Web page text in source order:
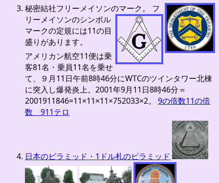
秘密結社フリーメイソンのマーク。 フ
リーメイソンのシンボル
マークの定規には11の目
盛りがあります。
アメリカン航空11便は乗
客81名・乗員11名を乗せ
て、９月11日午前8時46分にWTCのツインタワー北棟
に突入し爆発炎上。2001年9月11日8時46分＝
2001911846=11×11×11×752033×2。9の倍数11の倍
数 911テロ
日本のピラミッド・1ドル札のピラミッド